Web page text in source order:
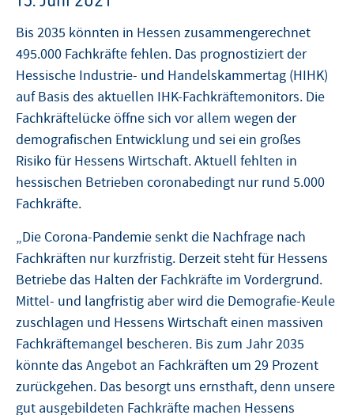
Bis 2035 könnten in Hessen zusammengerechnet
495.000 Fachkräfte fehlen. Das prognostiziert der
Hessische Industrie- und Handelskammertag (HIHK)
auf Basis des aktuellen IHK-Fachkräftemonitors. Die
Fachkräftelücke öffne sich vor allem wegen der
demografischen Entwicklung und sei ein großes
Risiko für Hessens Wirtschaft. Aktuell fehlten in
hessischen Betrieben coronabedingt nur rund 5.000
Fachkräfte.
„Die Corona-Pandemie senkt die Nachfrage nach
Fachkräften nur kurzfristig. Derzeit steht für Hessens
Betriebe das Halten der Fachkräfte im Vordergrund.
Mittel- und langfristig aber wird die Demografie-Keule
zuschlagen und Hessens Wirtschaft einen massiven
Fachkräftemangel bescheren. Bis zum Jahr 2035
könnte das Angebot an Fachkräften um 29 Prozent
zurückgehen. Das besorgt uns ernsthaft, denn unsere
gut ausgebildeten Fachkräfte machen Hessens